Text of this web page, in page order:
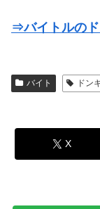
⇒バイトルの
バイト ドン
X